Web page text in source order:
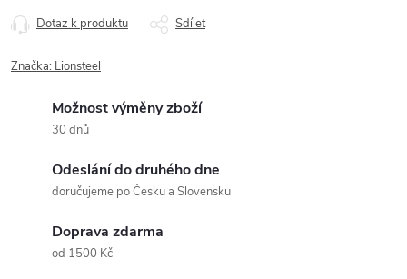
Dotaz k produktu Sdílet
Značka: Lionsteel
Možnost výměny zboží
30 dnů
Odeslání do druhého dne
doručujeme po Česku a Slovensku
Doprava zdarma
od 1500 Kč